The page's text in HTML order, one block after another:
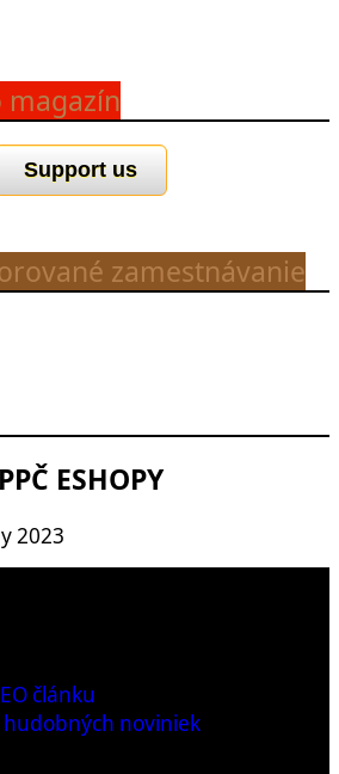
Support us
zamestnávanie
PPČ ESHOPY
článku
noviniek